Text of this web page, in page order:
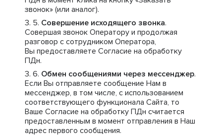
звонок» (или аналог).
Совершение исходящего звонка.
Совершая звонок Оператору и продолжая
разговор с сотрудником Оператора,
Вы предоставляете Согласие на обработку
ПДн.
Обмен сообщениями через мессенджер.
Если Вы отправляете сообщение Нам в
мессенджер, в том числе, с использованием
соответствующего функционала Сайта, то
Ваше Согласие на обработку ПДн считается
предоставленным в момент отправления в Наш
адрес первого сообщения.